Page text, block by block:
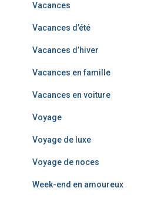
Vacances
Vacances d’été
Vacances d’hiver
Vacances en famille
Vacances en voiture
Voyage
Voyage de luxe
Voyage de noces
Week-end en amoureux